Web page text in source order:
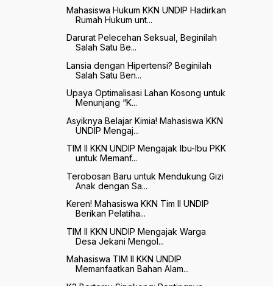
Mahasiswa Hukum KKN UNDIP Hadirkan
Rumah Hukum unt...
Darurat Pelecehan Seksual, Beginilah
Salah Satu Be...
Lansia dengan Hipertensi? Beginilah
Salah Satu Ben...
Upaya Optimalisasi Lahan Kosong untuk
Menunjang “K...
Asyiknya Belajar Kimia! Mahasiswa KKN
UNDIP Mengaj...
TIM II KKN UNDIP Mengajak Ibu-Ibu PKK
untuk Memanf...
Terobosan Baru untuk Mendukung Gizi
Anak dengan Sa...
Keren! Mahasiswa KKN Tim II UNDIP
Berikan Pelatiha...
TIM II KKN UNDIP Mengajak Warga
Desa Jekani Mengol...
Mahasiswa TIM II KKN UNDIP
Memanfaatkan Bahan Alam...